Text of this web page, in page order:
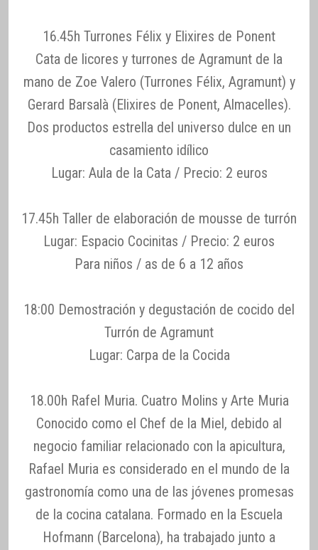
16.45h Turrones Félix y Elixires de Ponent
Cata de licores y turrones de Agramunt de la
mano de Zoe Valero (Turrones Félix, Agramunt) y
Gerard Barsalà (Elixires de Ponent, Almacelles).
Dos productos estrella del universo dulce en un
casamiento idílico
Lugar: Aula de la Cata / Precio: 2 euros
17.45h Taller de elaboración de mousse de turrón
Lugar: Espacio Cocinitas / Precio: 2 euros
Para niños / as de 6 a 12 años
18:00 Demostración y degustación de cocido del
Turrón de Agramunt
Lugar: Carpa de la Cocida
18.00h Rafel Muria. Cuatro Molins y Arte Muria
Conocido como el Chef de la Miel, debido al
negocio familiar relacionado con la apicultura,
Rafael Muria es considerado en el mundo de la
gastronomía como una de las jóvenes promesas
de la cocina catalana. Formado en la Escuela
Hofmann (Barcelona), ha trabajado junto a